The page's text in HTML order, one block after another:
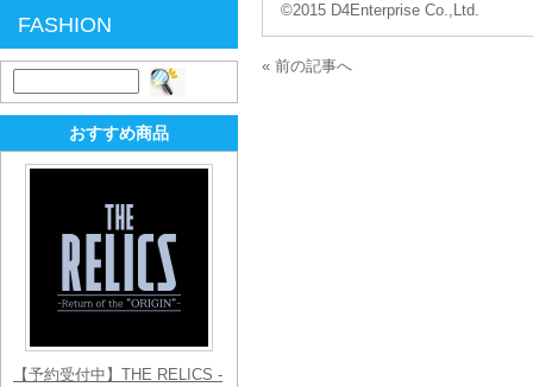
©2015 D4Enterprise Co.,Ltd.
« 前の記事へ
FASHION
索:
おすすめ商品
【予約受付中】THE RELICS -